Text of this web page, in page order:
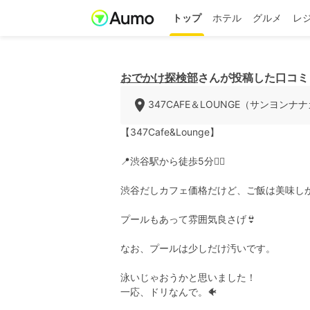
トップ ホテル グルメ レ
おでかけ探検部さんが投稿した口コミ
347CAFE＆LOUNGE（サンヨンナ
【347Cafe&Lounge】
📍渋谷駅から徒歩5分🚶‍♂️
渋谷だしカフェ価格だけど、ご飯は美味し
プールもあって雰囲気良さげ👙
なお、プールは少しだけ汚いです。
泳いじゃおうかと思いました！
一応、ドリなんで。🐠